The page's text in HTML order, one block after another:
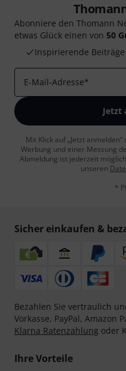
Abonniere den Thomann
etwas Glück einen von 50
Inspirierende Beiträge
E-Mail-Adresse*
Jetzt
Mit Klick auf „Jetzt
Werbung und einer Messung
Abmeldung ist jederzeit
unseren
*
Sicher einkaufen &
Bezahlen Sie vertraulich
Vorkasse, PayPal, Amazon
Klarna Ratenzahlung oder
Ihre Vorteile